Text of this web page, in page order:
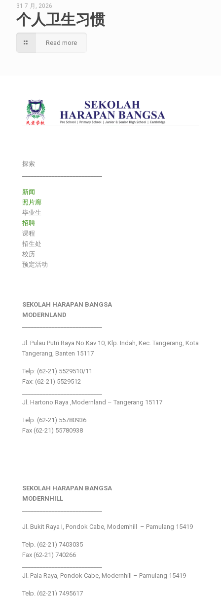
31 7 月, 2026
个人卫生习惯
Read more
探索
新闻
照片廊
毕业生
招聘
课程
招生处
校历
预定活动
SEKOLAH HARAPAN BANGSA
MODERNLAND
Jl. Pulau Putri Raya No.Kav 10, Klp. Indah, Kec. Tangerang, Kota
Tangerang, Banten 15117
Telp: (62-21) 5529510/11
Fax: (62-21) 5529512
Jl. Hartono Raya ,Modernland – Tangerang 15117
Telp. (62-21) 55780936
Fax (62-21) 55780938
SEKOLAH HARAPAN BANGSA
MODERNHILL
Jl. Bukit Raya I, Pondok Cabe, Modernhill – Pamulang 15419
Telp. (62-21) 7403035
Fax (62-21) 740266
Jl. Pala Raya, Pondok Cabe, Modernhill – Pamulang 15419
Telp. (62-21) 7495617